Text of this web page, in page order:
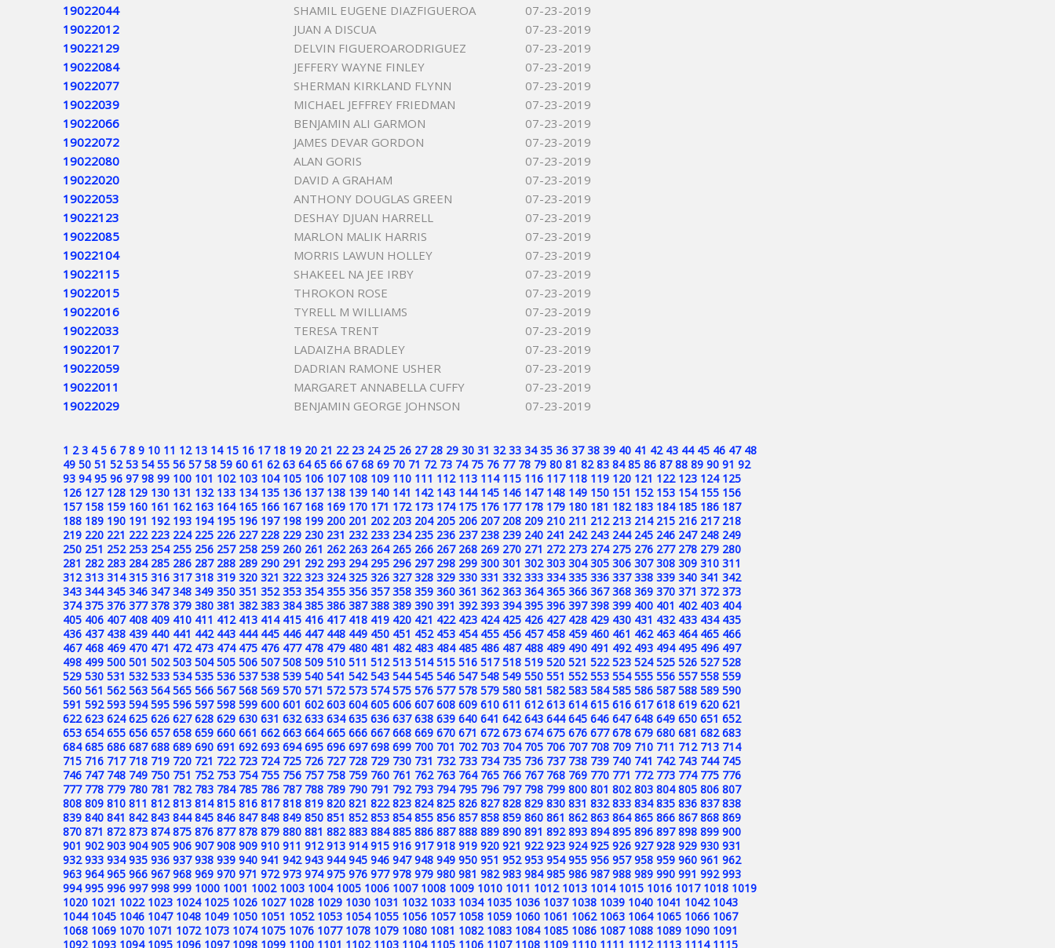
19022044
SHAMIL EUGENE DIAZFIGUEROA
07-23-2019
19022012
JUAN A DISCUA
07-23-2019
19022129
DELVIN FIGUEROARODRIGUEZ
07-23-2019
19022084
JEFFERY WAYNE FINLEY
07-23-2019
19022077
SHERMAN KIRKLAND FLYNN
07-23-2019
19022039
MICHAEL JEFFREY FRIEDMAN
07-23-2019
19022066
BENJAMIN ALI GARMON
07-23-2019
19022072
JAMES DEVAR GORDON
07-23-2019
19022080
ALAN GORIS
07-23-2019
19022020
DAVID A GRAHAM
07-23-2019
19022053
ANTHONY DOUGLAS GREEN
07-23-2019
19022123
DESHAY DJUAN HARRELL
07-23-2019
19022085
MARLON MALIK HARRIS
07-23-2019
19022104
MORRIS LAWUN HOLLEY
07-23-2019
19022115
SHAKEEL NA JEE IRBY
07-23-2019
19022015
THROKON ROSE
07-23-2019
19022016
TYRELL M WILLIAMS
07-23-2019
19022033
TERESA TRENT
07-23-2019
19022017
LADAIZHA BRADLEY
07-23-2019
19022059
DADRIAN RAMONE USHER
07-23-2019
19022011
MARGARET ANNABELLA CUFFY
07-23-2019
19022029
BENJAMIN GEORGE JOHNSON 07-23-2019
1 2 3 4 5 6 7 8 9 10 11 12 13 14 15 16 17 18 19 20 21 22 23 24 25 26 27 28 29 30 31 32 33 34 35 36 37 38 39 40 41 42 43 44 45 46 47 48
49 50 51 52 53 54 55 56 57 58 59 60 61 62 63 64 65 66 67 68 69 70 71 72 73 74 75 76 77 78 79 80 81 82 83 84 85 86 87 88 89 90 91 92
93 94 95 96 97 98 99 100 101 102 103 104 105 106 107 108 109 110 111 112 113 114 115 116 117 118 119 120 121 122 123 124 125
126 127 128 129 130 131 132 133 134 135 136 137 138 139 140 141 142 143 144 145 146 147 148 149 150 151 152 153 154 155 156
157 158 159 160 161 162 163 164 165 166 167 168 169 170 171 172 173 174 175 176 177 178 179 180 181 182 183 184 185 186 187
188 189 190 191 192 193 194 195 196 197 198 199 200 201 202 203 204 205 206 207 208 209 210 211 212 213 214 215 216 217 218
219 220 221 222 223 224 225 226 227 228 229 230 231 232 233 234 235 236 237 238 239 240 241 242 243 244 245 246 247 248 249
250 251 252 253 254 255 256 257 258 259 260 261 262 263 264 265 266 267 268 269 270 271 272 273 274 275 276 277 278 279 280
281 282 283 284 285 286 287 288 289 290 291 292 293 294 295 296 297 298 299 300 301 302 303 304 305 306 307 308 309 310 311
312 313 314 315 316 317 318 319 320 321 322 323 324 325 326 327 328 329 330 331 332 333 334 335 336 337 338 339 340 341 342
343 344 345 346 347 348 349 350 351 352 353 354 355 356 357 358 359 360 361 362 363 364 365 366 367 368 369 370 371 372 373
374 375 376 377 378 379 380 381 382 383 384 385 386 387 388 389 390 391 392 393 394 395 396 397 398 399 400 401 402 403 404
405 406 407 408 409 410 411 412 413 414 415 416 417 418 419 420 421 422 423 424 425 426 427 428 429 430 431 432 433 434 435
436 437 438 439 440 441 442 443 444 445 446 447 448 449 450 451 452 453 454 455 456 457 458 459 460 461 462 463 464 465 466
467 468 469 470 471 472 473 474 475 476 477 478 479 480 481 482 483 484 485 486 487 488 489 490 491 492 493 494 495 496 497
498 499 500 501 502 503 504 505 506 507 508 509 510 511 512 513 514 515 516 517 518 519 520 521 522 523 524 525 526 527 528
529 530 531 532 533 534 535 536 537 538 539 540 541 542 543 544 545 546 547 548 549 550 551 552 553 554 555 556 557 558 559
560 561 562 563 564 565 566 567 568 569 570 571 572 573 574 575 576 577 578 579 580 581 582 583 584 585 586 587 588 589 590
591 592 593 594 595 596 597 598 599 600 601 602 603 604 605 606 607 608 609 610 611 612 613 614 615 616 617 618 619 620 621
622 623 624 625 626 627 628 629 630 631 632 633 634 635 636 637 638 639 640 641 642 643 644 645 646 647 648 649 650 651 652
653 654 655 656 657 658 659 660 661 662 663 664 665 666 667 668 669 670 671 672 673 674 675 676 677 678 679 680 681 682 683
684 685 686 687 688 689 690 691 692 693 694 695 696 697 698 699 700 701 702 703 704 705 706 707 708 709 710 711 712 713 714
715 716 717 718 719 720 721 722 723 724 725 726 727 728 729 730 731 732 733 734 735 736 737 738 739 740 741 742 743 744 745
746 747 748 749 750 751 752 753 754 755 756 757 758 759 760 761 762 763 764 765 766 767 768 769 770 771 772 773 774 775 776
777 778 779 780 781 782 783 784 785 786 787 788 789 790 791 792 793 794 795 796 797 798 799 800 801 802 803 804 805 806 807
808 809 810 811 812 813 814 815 816 817 818 819 820 821 822 823 824 825 826 827 828 829 830 831 832 833 834 835 836 837 838
839 840 841 842 843 844 845 846 847 848 849 850 851 852 853 854 855 856 857 858 859 860 861 862 863 864 865 866 867 868 869
870 871 872 873 874 875 876 877 878 879 880 881 882 883 884 885 886 887 888 889 890 891 892 893 894 895 896 897 898 899 900
901 902 903 904 905 906 907 908 909 910 911 912 913 914 915 916 917 918 919 920 921 922 923 924 925 926 927 928 929 930 931
932 933 934 935 936 937 938 939 940 941 942 943 944 945 946 947 948 949 950 951 952 953 954 955 956 957 958 959 960 961 962
963 964 965 966 967 968 969 970 971 972 973 974 975 976 977 978 979 980 981 982 983 984 985 986 987 988 989 990 991 992 993
994 995 996 997 998 999 1000 1001 1002 1003 1004 1005 1006 1007 1008 1009 1010 1011 1012 1013 1014 1015 1016 1017 1018 1019
1020 1021 1022 1023 1024 1025 1026 1027 1028 1029 1030 1031 1032 1033 1034 1035 1036 1037 1038 1039 1040 1041 1042 1043
1044 1045 1046 1047 1048 1049 1050 1051 1052 1053 1054 1055 1056 1057 1058 1059 1060 1061 1062 1063 1064 1065 1066 1067
1068 1069 1070 1071 1072 1073 1074 1075 1076 1077 1078 1079 1080 1081 1082 1083 1084 1085 1086 1087 1088 1089 1090 1091
1092 1093 1094 1095 1096 1097 1098 1099 1100 1101 1102 1103 1104 1105 1106 1107 1108 1109 1110 1111 1112 1113 1114 1115